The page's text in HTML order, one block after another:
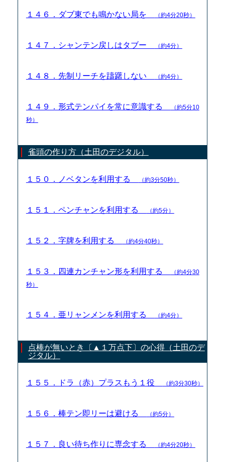
１４６．ダブ東でも鳴かない局を （約4分20秒）
１４７．シャンテン戻しはタブー （約4分）
１４８．先制リーチを躊躇しない （約4分）
１４９．形式テンパイを常に意識する
（約5分10
秒）
雀頭の作り方（土田のデジタル）
１５０．ノベタンを利用する （約3分50秒）
１５１．ペンチャンを利用する （約5分）
１５２．字牌を利用する （約4分40秒）
１５３．四連カンチャン形を利用する
（約4分30
秒）
１５４．亜リャンメンを利用する （約4分）
点棒が無いとき〔▲１万点下〕の心得（土田のデ
ジタル）
１５５．ドラ（赤）プラスもう１役 （約3分30秒）
１５６．棒テン即リーは避ける （約5分）
１５７．良い待ち作りに専念する （約4分20秒）